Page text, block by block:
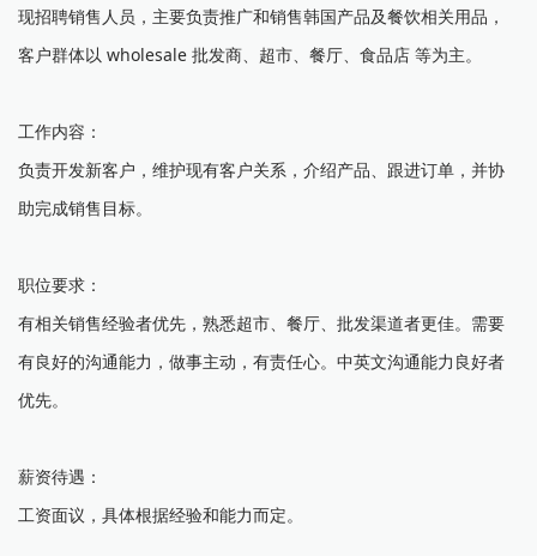
现招聘销售人员，主要负责推广和销售韩国产品及餐饮相关用品，
客户群体以 wholesale 批发商、超市、餐厅、食品店 等为主。
工作内容：
负责开发新客户，维护现有客户关系，介绍产品、跟进订单，并协
助完成销售目标。
职位要求：
有相关销售经验者优先，熟悉超市、餐厅、批发渠道者更佳。需要
有良好的沟通能力，做事主动，有责任心。中英文沟通能力良好者
优先。
薪资待遇：
工资面议，具体根据经验和能力而定。